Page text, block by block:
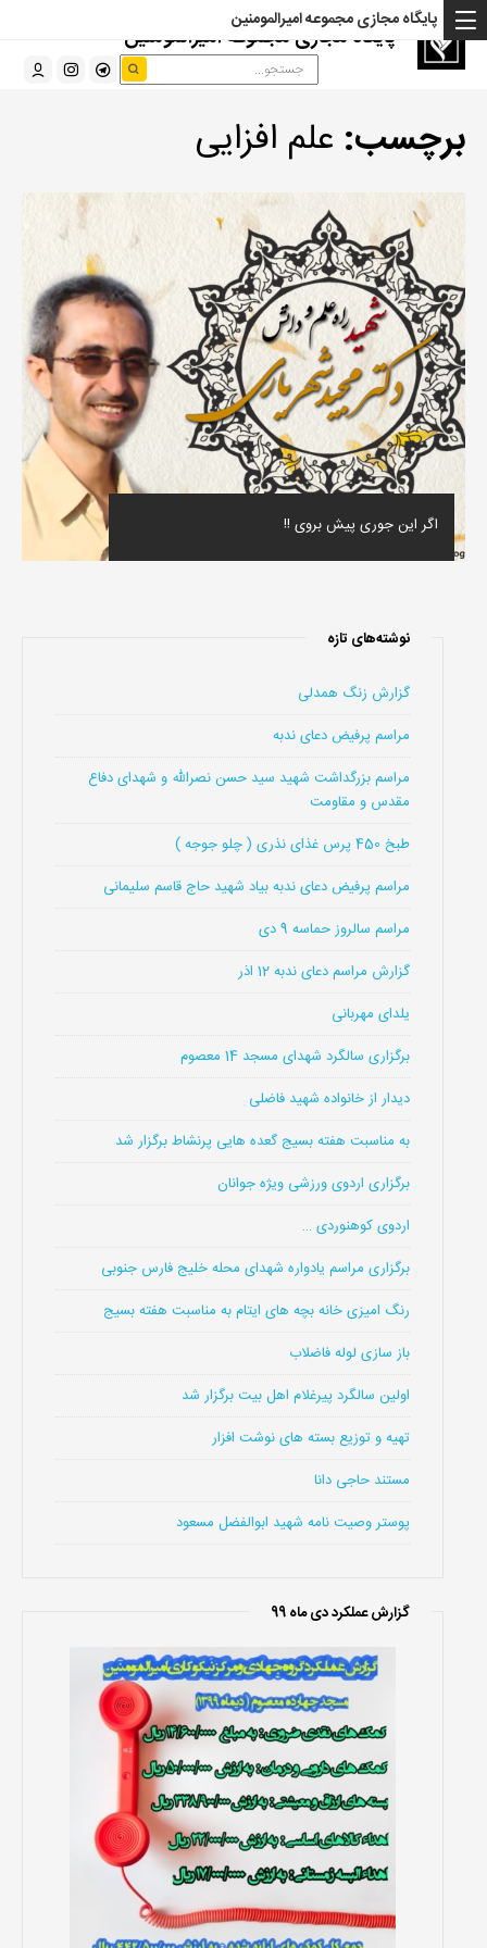
پایگاه مجازی مجموعه امیرالمومنین
پایگاه مجازی مجموعه امیرالمومنین
برچسب: علم افزایی
اگر این جوری پیش بروی !!
نوشته‌های تازه
گزارش زنگ همدلی
مراسم پرفیض دعای ندبه
مراسم بزرگداشت شهید سید حسن نصرالله و شهدای دفاع
مقدس و مقاومت
طبخ 450 پرس غذای نذری ( چلو جوجه )
مراسم پرفیض دعای ندبه بیاد شهید حاج قاسم سلیمانی
مراسم سالروز حماسه 9 دی
گزارش مراسم دعای ندبه 12 اذر
یلدای مهربانی
برگزاری سالگرد شهدای مسجد 14 معصوم
دیدار از خانواده شهید فاضلی
به مناسبت هفته بسیج گعده هایی پرنشاط برگزار شد
برگزاری اردوی ورزشی ویژه جوانان
اردوی کوهنوردی …
برگزاری مراسم یادواره شهدای محله خلیج فارس جنوبی
رنگ امیزی خانه بچه های ایتام به مناسبت هفته بسیج
باز سازی لوله فاضلاب
اولین سالگرد پیرغلام اهل بیت برگزار شد
تهیه و توزیع بسته های نوشت افزار
مستند حاجی دانا
پوستر وصیت نامه شهید ابوالفضل مسعود
گزارش عملکرد دی ماه 99